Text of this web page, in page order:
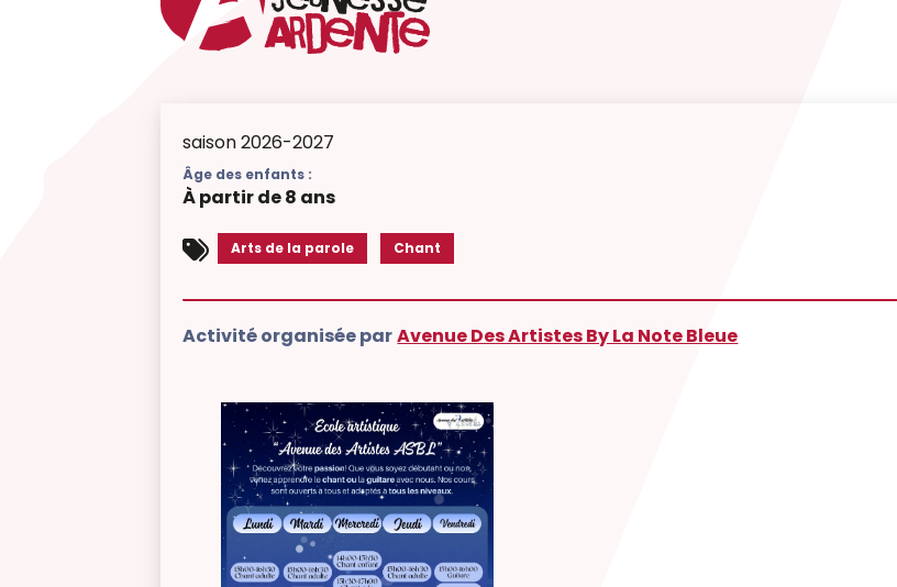
saison 2026-2027
Âge des enfants :
À partir de 8 ans
Arts de la parole Chant
Activité organisée parAvenue Des Artistes By La Note Bleue